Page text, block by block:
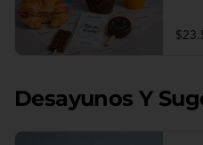
en
frase
*
Desayunos Y